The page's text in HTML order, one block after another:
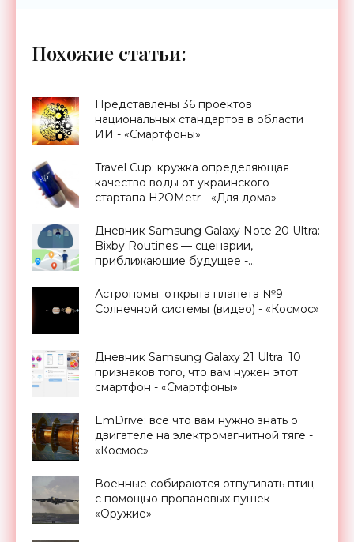
Похожие статьи:
Представлены 36 проектов
национальных стандартов в области
ИИ - «Смартфоны»
Travel Cup: кружка определяющая
качество воды от украинского
стартапа H2OMetr - «Для дома»
Дневник Samsung Galaxy Note 20 Ultra:
Bixby Routines — сценарии,
приближающие будущее -
Астрономы: открыта планета №9
Солнечной системы (видео) - «Космос»
Дневник Samsung Galaxy 21 Ultra: 10
признаков того, что вам нужен этот
смартфон - «Смартфоны»
EmDrive: все что вам нужно знать о
двигателе на электромагнитной тяге -
«Космос»
Военные собираются отпугивать птиц
с помощью пропановых пушек -
«Оружие»